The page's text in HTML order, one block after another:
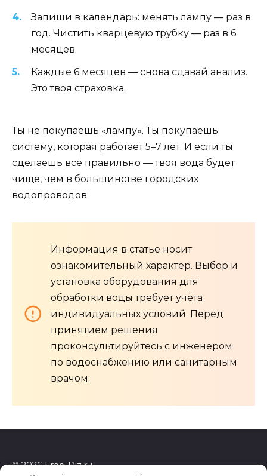
Запиши в календарь: менять лампу — раз в
год. Чистить кварцевую трубку — раз в 6
месяцев.
Каждые 6 месяцев — снова сдавай анализ.
Это твоя страховка.
Ты не покупаешь «лампу». Ты покупаешь
систему, которая работает 5–7 лет. И если ты
сделаешь всё правильно — твоя вода будет
чище, чем в большинстве городских
водопроводов.
Информация в статье носит
ознакомительный характер. Выбор и
установка оборудования для
обработки воды требует учёта
индивидуальных условий. Перед
принятием решения
проконсультируйтесь с инженером
по водоснабжению или санитарным
врачом.
© 2026 Free-Diz.ru